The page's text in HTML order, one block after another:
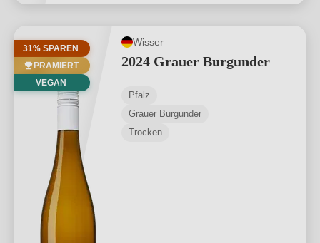
31% SPAREN
PRÄMIERT
VEGAN
Wisser
2024 Grauer Burgunder
Pfalz
Grauer Burgunder
Trocken